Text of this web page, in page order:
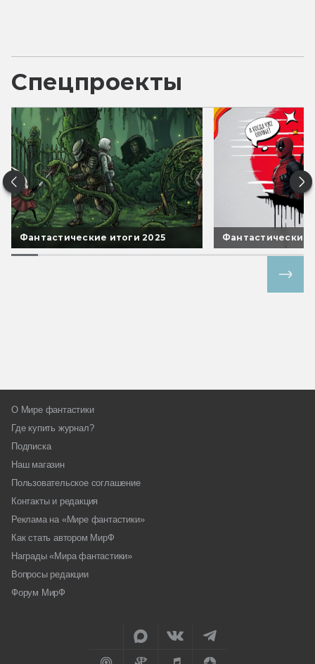
Спецпроекты
Фантастические итоги 2025 Фантастические
О Мире фантастики
Где купить журнал?
Подписка
Наш магазин
Пользовательское соглашение
Контакты и редакция
Реклама на «Мире фантастики»
Как стать автором МирФ
Награды «Мира фантастики»
Вопросы редакции
Форум МирФ